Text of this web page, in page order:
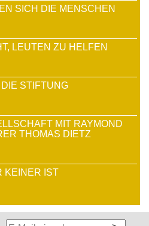
SICH DIE MENSCHEN
LEUTEN ZU HELFEN
STIFTUNG
MIT RAYMOND
THOMAS DIETZ
KEINER IST